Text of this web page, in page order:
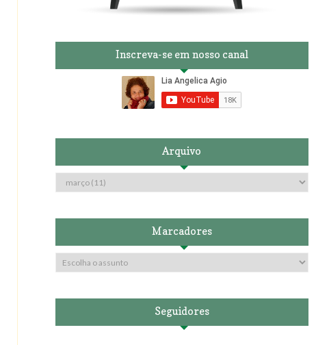
Inscreva-se em nosso canal
Arquivo
Marcadores
Seguidores